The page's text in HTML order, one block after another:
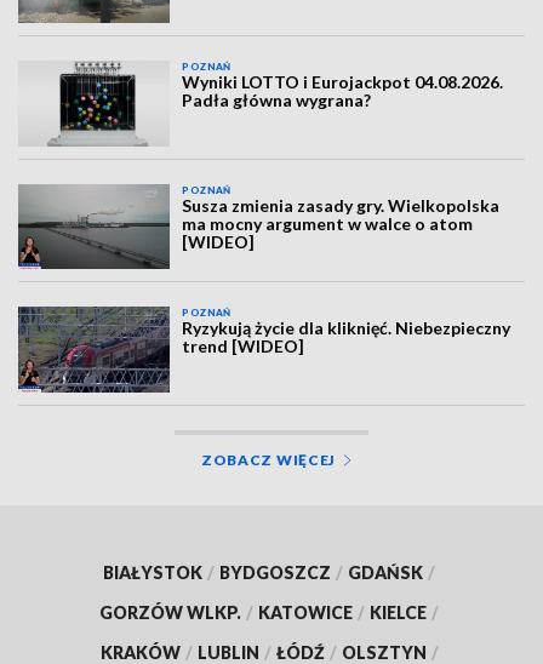
POZNAŃ
Wyniki LOTTO i Eurojackpot 04.08.2026.
Padła główna wygrana?
POZNAŃ
Susza zmienia zasady gry. Wielkopolska
ma mocny argument w walce o atom
[WIDEO]
POZNAŃ
Ryzykują życie dla kliknięć. Niebezpieczny
trend [WIDEO]
ZOBACZ WIĘCEJ
BIAŁYSTOK / BYDGOSZCZ / GDAŃSK /
GORZÓW WLKP. / KATOWICE / KIELCE /
KRAKÓW / LUBLIN / ŁÓDŹ / OLSZTYN /